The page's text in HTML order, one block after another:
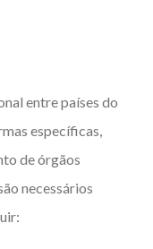
entre países do
específicas,
de órgãos
necessários